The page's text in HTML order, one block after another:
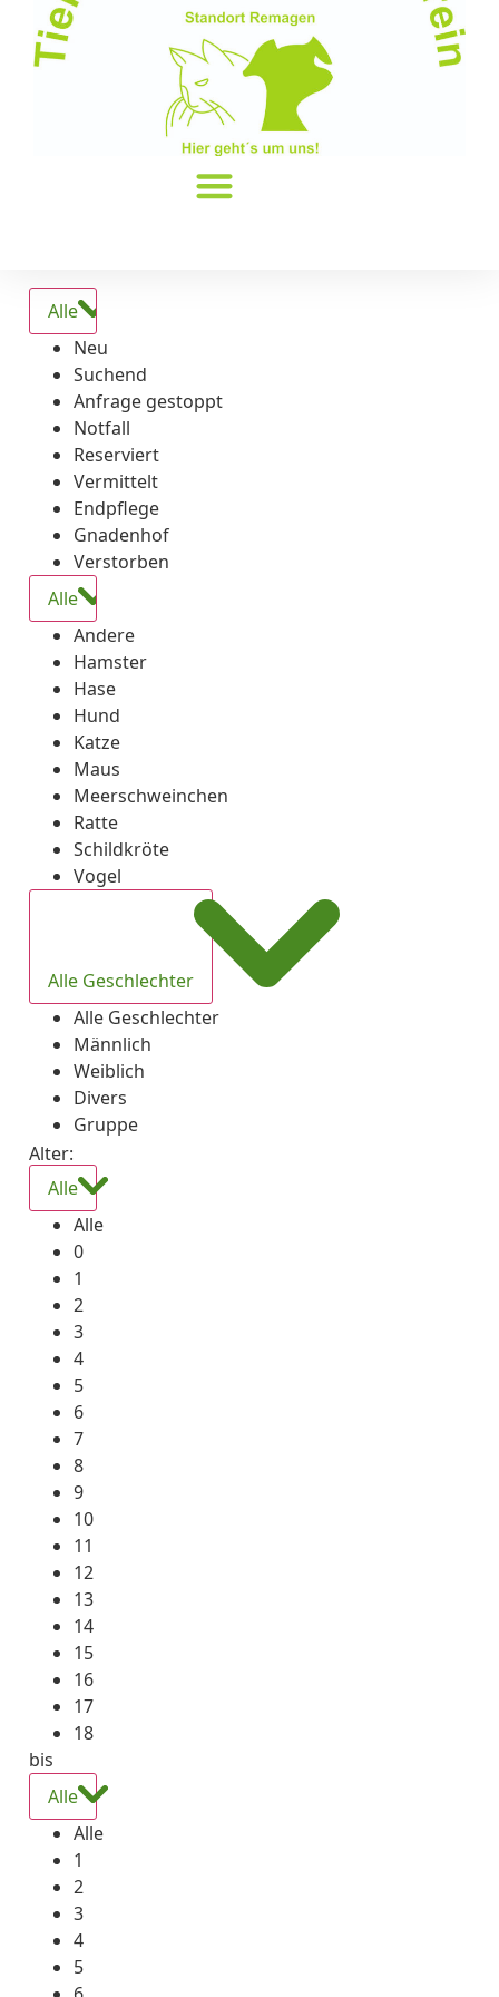
Alle
Neu
Suchend
Anfrage gestoppt
Notfall
Reserviert
Vermittelt
Endpflege
Gnadenhof
Verstorben
Alle
Andere
Hamster
Hase
Hund
Katze
Maus
Meerschweinchen
Ratte
Schildkröte
Vogel
Alle Geschlechter
Alle Geschlechter
Männlich
Weiblich
Divers
Gruppe
Alter:
Alle
Alle
0
1
2
3
4
5
6
7
8
9
10
11
12
13
14
15
16
17
18
bis
Alle
Alle
1
2
3
4
5